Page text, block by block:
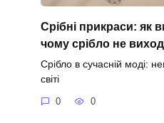
Срібні прикраси: як
чому срібло не
Срібло в сучасній моді:
світі
0 0